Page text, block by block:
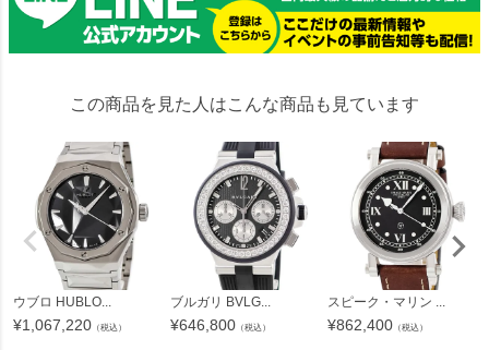
この商品を見た人はこんな商品も見ています
ウブロ HUBLO...
¥1,067,220 （税込）
ブルガリ BVLG...
¥646,800 （税込）
スピーク・マリン ...
¥862,400 （税込）